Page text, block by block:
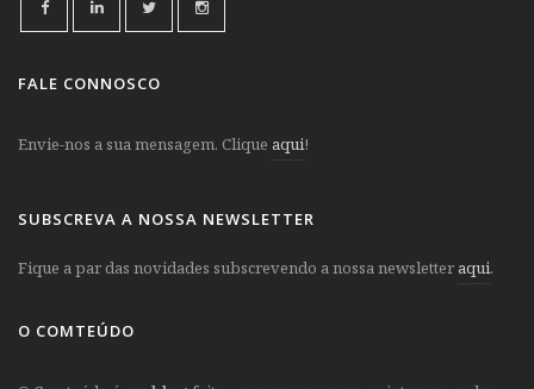
FALE CONNOSCO
Envie-nos a sua mensagem. Clique aqui!
SUBSCREVA A NOSSA NEWSLETTER
Fique a par das novidades subscrevendo a nossa newsletter aqui.
O COMTEÚDO